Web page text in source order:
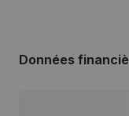
Données